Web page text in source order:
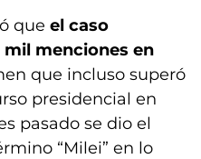
que el caso
menciones en
que incluso superó
presidencial en
pasado se dio el
“Milei” en lo